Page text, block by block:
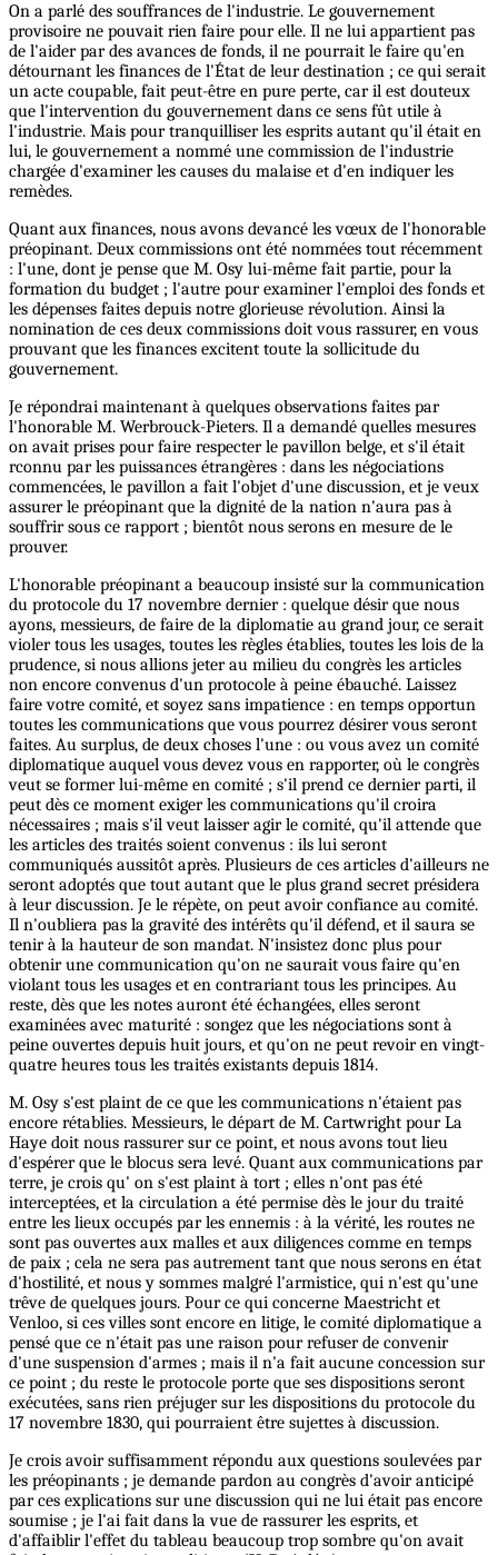
On a parlé des souffrances de l'industrie. Le gouvernement
provisoire ne pouvait rien faire pour elle. Il ne lui appartient pas
de l'aider par des avances de fonds, il ne pourrait le faire qu'en
détournant les finances de l'État de leur destination ; ce qui serait
un acte coupable, fait peut-être en pure perte, car il est douteux
que l'intervention du gouvernement dans ce sens fût utile à
l'industrie. Mais pour tranquilliser les esprits autant qu'il était en
lui, le gouvernement a nommé une commission de l'industrie
chargée d'examiner les causes du malaise et d'en indiquer les
remèdes.
Quant aux finances, nous avons devancé les vœux de l'honorable
préopinant. Deux commissions ont été nommées tout récemment
: l'une, dont je pense que M. Osy lui-même fait partie, pour la
formation du budget ; l'autre pour examiner l'emploi des fonds et
les dépenses faites depuis notre glorieuse révolution. Ainsi la
nomination de ces deux commissions doit vous rassurer, en vous
prouvant que les finances excitent toute la sollicitude du
gouvernement.
Je répondrai maintenant à quelques observations faites par
l'honorable M. Werbrouck-Pieters. Il a demandé quelles mesures
on avait prises pour faire respecter le pavillon belge, et s'il était
rconnu par les puissances étrangères : dans les négociations
commencées, le pavillon a fait l'objet d'une discussion, et je veux
assurer le préopinant que la dignité de la nation n'aura pas à
souffrir sous ce rapport ; bientôt nous serons en mesure de le
prouver.
L'honorable préopinant a beaucoup insisté sur la communication
du protocole du 17 novembre dernier : quelque désir que nous
ayons, messieurs, de faire de la diplomatie au grand jour, ce serait
violer tous les usages, toutes les règles établies, toutes les lois de la
prudence, si nous allions jeter au milieu du congrès les articles
non encore convenus d'un protocole à peine ébauché. Laissez
faire votre comité, et soyez sans impatience : en temps opportun
toutes les communications que vous pourrez désirer vous seront
faites. Au surplus, de deux choses l'une : ou vous avez un comité
diplomatique auquel vous devez vous en rapporter, où le congrès
veut se former lui-même en comité ; s'il prend ce dernier parti, il
peut dès ce moment exiger les communications qu'il croira
nécessaires ; mais s'il veut laisser agir le comité, qu'il attende que
les articles des traités soient convenus : ils lui seront
communiqués aussitôt après. Plusieurs de ces articles d'ailleurs ne
seront adoptés que tout autant que le plus grand secret présidera
à leur discussion. Je le répète, on peut avoir confiance au comité.
Il n'oubliera pas la gravité des intérêts qu'il défend, et il saura se
tenir à la hauteur de son mandat. N'insistez donc plus pour
obtenir une communication qu'on ne saurait vous faire qu'en
violant tous les usages et en contrariant tous les principes. Au
reste, dès que les notes auront été échangées, elles seront
examinées avec maturité : songez que les négociations sont à
peine ouvertes depuis huit jours, et qu'on ne peut revoir en vingt-
quatre heures tous les traités existants depuis 1814.
M. Osy s'est plaint de ce que les communications n'étaient pas
encore rétablies. Messieurs, le départ de M. Cartwright pour La
Haye doit nous rassurer sur ce point, et nous avons tout lieu
d'espérer que le blocus sera levé. Quant aux communications par
terre, je crois qu' on s'est plaint à tort ; elles n'ont pas été
interceptées, et la circulation a été permise dès le jour du traité
entre les lieux occupés par les ennemis : à la vérité, les routes ne
sont pas ouvertes aux malles et aux diligences comme en temps
de paix ; cela ne sera pas autrement tant que nous serons en état
d'hostilité, et nous y sommes malgré l'armistice, qui n'est qu'une
trêve de quelques jours. Pour ce qui concerne Maestricht et
Venloo, si ces villes sont encore en litige, le comité diplomatique a
pensé que ce n'était pas une raison pour refuser de convenir
d'une suspension d'armes ; mais il n'a fait aucune concession sur
ce point ; du reste le protocole porte que ses dispositions seront
exécutées, sans rien préjuger sur les dispositions du protocole du
17 novembre 1830, qui pourraient être sujettes à discussion.
Je crois avoir suffisamment répondu aux questions soulevées par
les préopinants ; je demande pardon au congrès d'avoir anticipé
par ces explications sur une discussion qui ne lui était pas encore
soumise ; je l'ai fait dans la vue de rassurer les esprits, et
d'affaiblir l'effet du tableau beaucoup trop sombre qu'on avait